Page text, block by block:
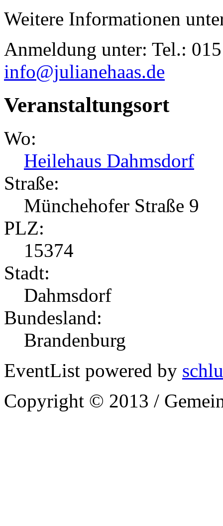
Weitere Informationen
Anmeldung unter: Tel.:
info@julianehaas.de
Veranstaltungsort
Wo:
Heilehaus Dahmsdorf
Straße:
Münchehofer Straße 9
PLZ:
15374
Stadt:
Dahmsdorf
Bundesland:
Brandenburg
EventList powered by
Copyright © 2013 /